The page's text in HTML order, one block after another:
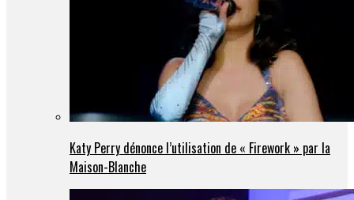
Katy Perry dénonce l’utilisation de « Firework » par la
Maison-Blanche